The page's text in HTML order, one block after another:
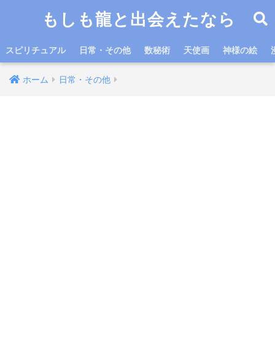
もしも龍と出会えたなら
スピリチュアル 日常・その他 数秘術 天使画 神様の絵
ホーム 日常・その他